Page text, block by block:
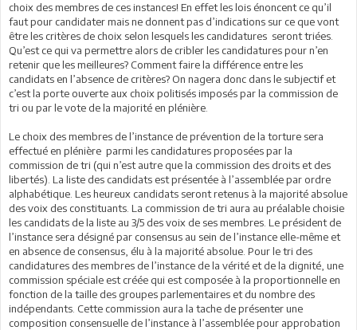
choix des membres de ces instances! En effet les lois énoncent ce qu’il
faut pour candidater mais ne donnent pas d’indications sur ce que vont
être les critères de choix selon lesquels les candidatures seront triées.
Qu’est ce qui va permettre alors de cribler les candidatures pour n’en
retenir que les meilleures? Comment faire la différence entre les
candidats en l’absence de critères? On nagera donc dans le subjectif et
c’est la porte ouverte aux choix politisés imposés par la commission de
tri ou par le vote de la majorité en plénière.
Le choix des membres de l’instance de prévention de la torture sera
effectué en plénière parmi les candidatures proposées par la
commission de tri (qui n’est autre que la commission des droits et des
libertés). La liste des candidats est présentée à l’assemblée par ordre
alphabétique. Les heureux candidats seront retenus à la majorité absolue
des voix des constituants. La commission de tri aura au préalable choisie
les candidats de la liste au 3/5 des voix de ses membres. Le président de
l’instance sera désigné par consensus au sein de l’instance elle-même et
en absence de consensus, élu à la majorité absolue. Pour le tri des
candidatures des membres de l’instance de la vérité et de la dignité, une
commission spéciale est créée qui est composée à la proportionnelle en
fonction de la taille des groupes parlementaires et du nombre des
indépendants. Cette commission aura la tache de présenter une
composition consensuelle de l’instance à l’assemblée pour approbation